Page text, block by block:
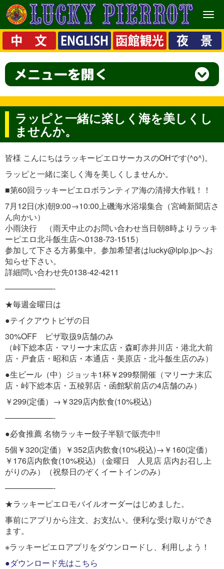
メ
ニ
ュ
ー
ラッピと一緒に楽しく海を美しくし
ませんか。
皆様 こんにちはラッキーピエロサーカスのOHです(^o^)。
ラッピと一緒に楽しく海を美しくしませんか。
■第60回ラッキーピエロボランティア海の清掃大作戦！！
7月12日(水)朝9:00→10:00上磯海水浴場集合（宮崎新聞店さ
ん向かい）
小雨決行 （雨天中止のお問い合わせ当日朝8時よりラッキ
ーピエロ北斗飯生店へ0138-73-1515）
参加して下さる方募集中。参加希望者はlucky@lplp.jpへお
知らせ下さい。
詳細問い合わせ先0138-42-4211
——————-
★毎週金曜日は
●テイクアウトピザの日
30%OFF ピザ取扱9店舗のみ
（峠下総本店・マリーナ末広店・森町赤井川店・港北大前
店・戸倉店・昭和店・本通店・美原店・北斗飯生店のみ）
●生ビール（中）ジョッキ1杯￥299祭開催（マリーナ末広
店・峠下総本店・五稜郭店・函館駅前店の4店舗のみ）
￥299(定価）→￥329店内飲食(10%税込)
——————-
●必食推薦 名物ラッキー餃子半額で販売中!!
5個￥320(定価）￥352店内飲食(10%税込)→￥160(定価）
￥176店内飲食(10%税込) （金曜日 人見店 店内お召し上
がりのみ）（祝祭日のぞくイートインのみ）
——————-
★ラッキーピエロモバイルオーダーはじめました。
事前にアプリから注文、お支払い。便利な受け取りができ
ます。
※ラッキーピエロアプリをダウンロードし、利用しよう！
●ダウンロード先はこちら